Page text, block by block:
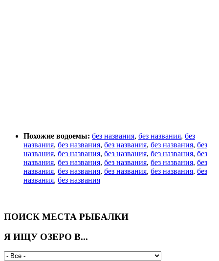
Похожие водоемы: без названия, без названия, без
названия, без названия, без названия, без названия, без
названия, без названия, без названия, без названия, без
названия, без названия, без названия, без названия, без
названия, без названия, без названия, без названия, без
названия, без названия
ПОИСК МЕСТА РЫБАЛКИ
Я ИЩУ ОЗЕРО В...